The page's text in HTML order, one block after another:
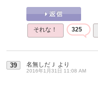
それな！ 325
39 名無しだＪ より
2016年1月31日 11:08 AM